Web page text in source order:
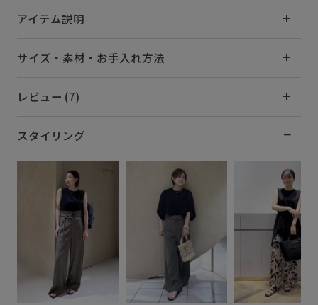
アイテム説明
サイズ・素材・お手入れ方法
レビュー (7)
スタイリング